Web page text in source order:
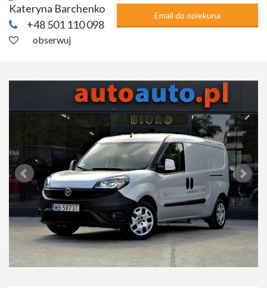
Kateryna Barchenko
+48 501 110 098
Email do opiekuna
obserwuj